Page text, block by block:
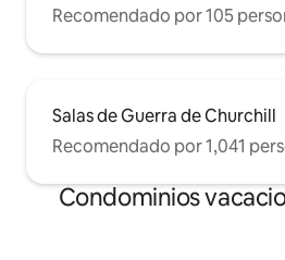
Recomendado por 105
Salas de Guerra de Churchill
Recomendado por 1,041
Condominios